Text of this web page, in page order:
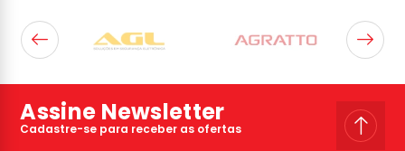
Assine Newsletter
Cadastre-se para receber as ofertas